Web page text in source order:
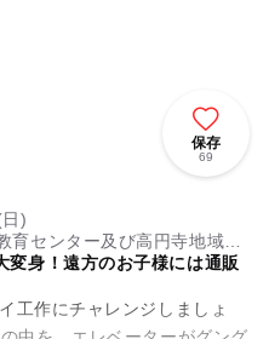
保存
69
)
育センター及び高円寺地域区
変身！遠方のお子様には通販
工作にチャレンジしましょ